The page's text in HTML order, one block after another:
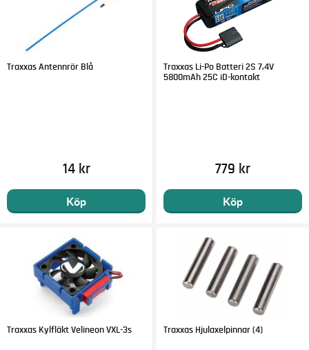
Traxxas Antennrör Blå
14 kr
Köp
Traxxas Li-Po Batteri 2S 7,4V
5800mAh 25C iD-kontakt
779 kr
Köp
Traxxas Kylfläkt Velineon VXL-3s Traxxas Hjulaxelpinnar (4)